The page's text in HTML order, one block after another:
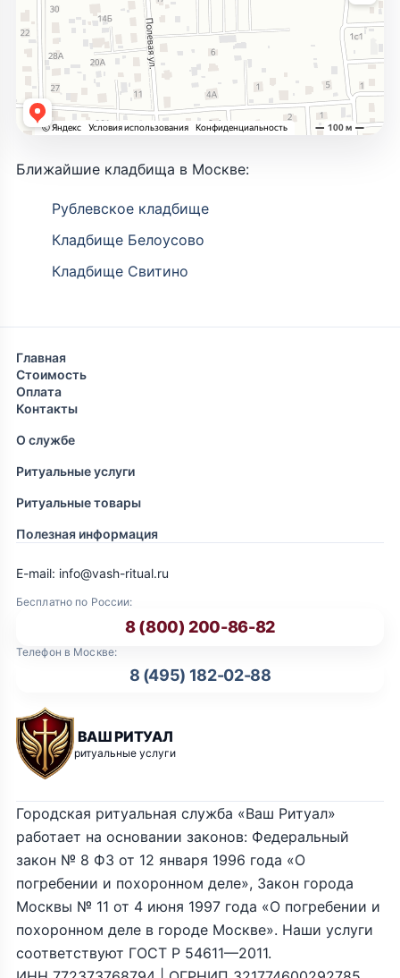
Ближайшие кладбища в Москве:
Рублевское кладбище
Кладбище Белоусово
Кладбище Свитино
Главная
Стоимость
Оплата
Контакты
О службе
Ритуальные услуги
Ритуальные товары
Полезная информация
ВАШ РИТУАЛ
ритуальные услуги
Бесплатно по России:
8 (800) 200-86-82
Телефон в Москве:
8 (495) 182-02-88
E-mail: info@vash-ritual.ru
Городская ритуальная служба «Ваш Ритуал»
работает на основании законов: Федеральный
закон № 8 ФЗ от 12 января 1996 года «О
погребении и похоронном деле», Закон города
Москвы № 11 от 4 июня 1997 года «О погребении и
похоронном деле в городе Москве». Наши услуги
соответствуют ГОСТ Р 54611—2011.